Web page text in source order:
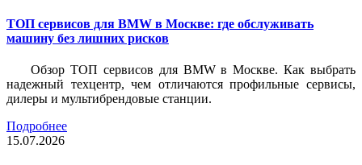
ТОП сервисов для BMW в Москве: где обслуживать
машину без лишних рисков
Обзор ТОП сервисов для BMW в Москве. Как выбрать
надежный техцентр, чем отличаются профильные сервисы,
дилеры и мультибрендовые станции.
Подробнее
15.07.2026